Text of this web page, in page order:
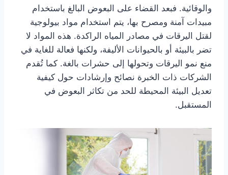
والوقائية. فبعد القضاء على البعوض البالغ باستخدام
مبيدات آمنة ومصرح بها، يتم استخدام مواد بيولوجية
لقتل اليرقات في مصادر المياه الراكدة. هذه المواد لا
تضر بالبيئة أو بالحيوانات الأليفة، ولكنها فعالة للغاية في
منع نمو اليرقات وتحولها إلى حشرات بالغة. كما تُقدم
الشركات ذات الخبرة نصائح وإرشادات حول كيفية
تعديل البيئة المحيطة للحد من تكاثر البعوض في
المستقبل.